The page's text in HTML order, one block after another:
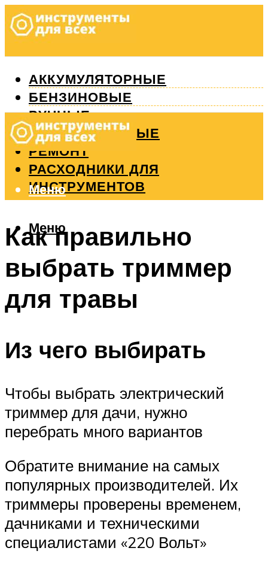
АККУМУЛЯТОРНЫЕ
БЕНЗИНОВЫЕ
РУЧНЫЕ
ИЗМЕРИТЕЛЬНЫЕ
РЕМОНТ
РАСХОДНИКИ ДЛЯ
ИНСТРУМЕНТОВ
Меню
Меню
Как правильно
выбрать триммер
для травы
Из чего выбирать
Чтобы выбрать электрический
триммер для дачи, нужно
перебрать много вариантов
Обратите внимание на самых
популярных производителей. Их
триммеры проверены временем,
дачниками и техническими
специалистами «220 Вольт»